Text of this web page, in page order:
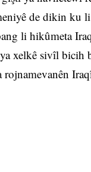
de dikin ku
li hikûmeta
xelkê sivîl